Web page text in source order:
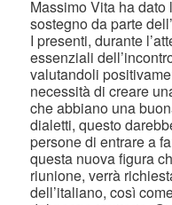
Massimo Vita ha
sostegno da parte
I presenti, durante
essenziali
valutandoli
necessità di creare
che abbiano una
dialetti, questo
persone di entrare a
questa nuova figura
riunione, verrà
dell’italiano, così